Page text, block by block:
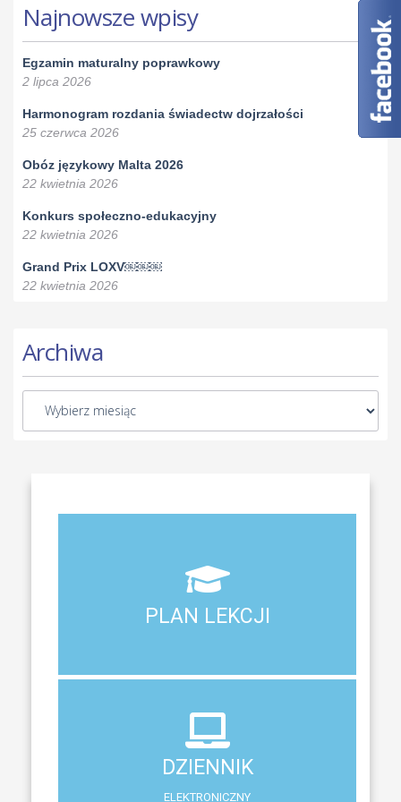
Najnowsze wpisy
Egzamin maturalny poprawkowy
2 lipca 2026
Harmonogram rozdania świadectw dojrzałości
25 czerwca 2026
Obóz językowy Malta 2026
22 kwietnia 2026
Konkurs społeczno-edukacyjny
22 kwietnia 2026
Grand Prix LOXV￼￼￼
22 kwietnia 2026
Archiwa
PLAN LEKCJI
PLAN LEKCJI
DZIENNIK
ELEKTRONICZNY
DZIENNIK
ELEKTRONICZNY
System zewnętrzny do śledzenia postępów w nauce